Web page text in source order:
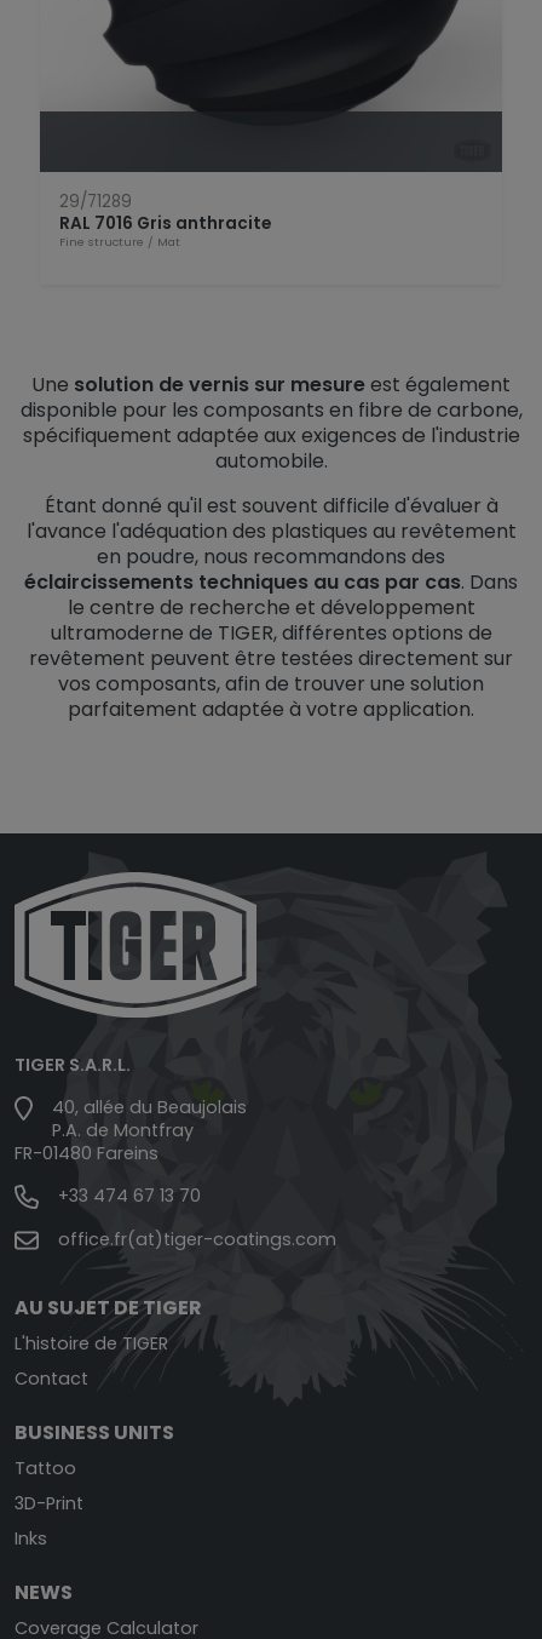
29/71289
RAL 7016 Gris anthracite
Fine structure / Mat
Une solution de vernis sur mesureest également
disponible pour les composants en fibre de carbone,
spécifiquement adaptée aux exigences de l'industrie
automobile.
Étant donné qu'il est souvent difficile d'évaluer à
l'avance l'adéquation des plastiques au revêtement
en poudre, nous recommandons des
éclaircissements techniques au cas par cas. Dans
le centre de recherche et développement
ultramoderne de TIGER, différentes options de
revêtement peuvent être testées directement sur
vos composants, afin de trouver une solution
parfaitement adaptée à votre application.
TIGER S.A.R.L.
40, allée du Beaujolais
P.A. de Montfray
FR-01480 Fareins
+33 474 67 13 70
office.fr(at)tiger-coatings.com
AU SUJET DE TIGER
L'histoire de TIGER
Contact
BUSINESS UNITS
Tattoo
3D-Print
Inks
NEWS
Coverage Calculator